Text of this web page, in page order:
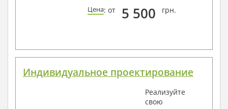
Цена: от 5 500 грн.
Индивидуальное проектирование
Реализуйте
свою